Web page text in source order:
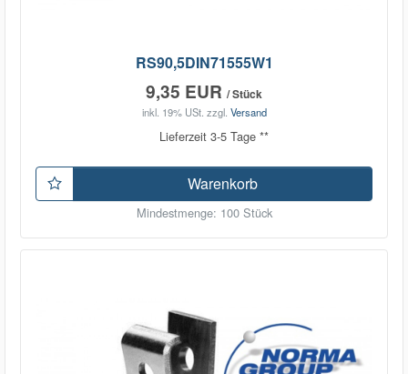
RS90,5DIN71555W1
9,35 EUR / Stück
inkl. 19% USt. zzgl. Versand
Lieferzeit 3-5 Tage **
Warenkorb
Mindestmenge: 100 Stück